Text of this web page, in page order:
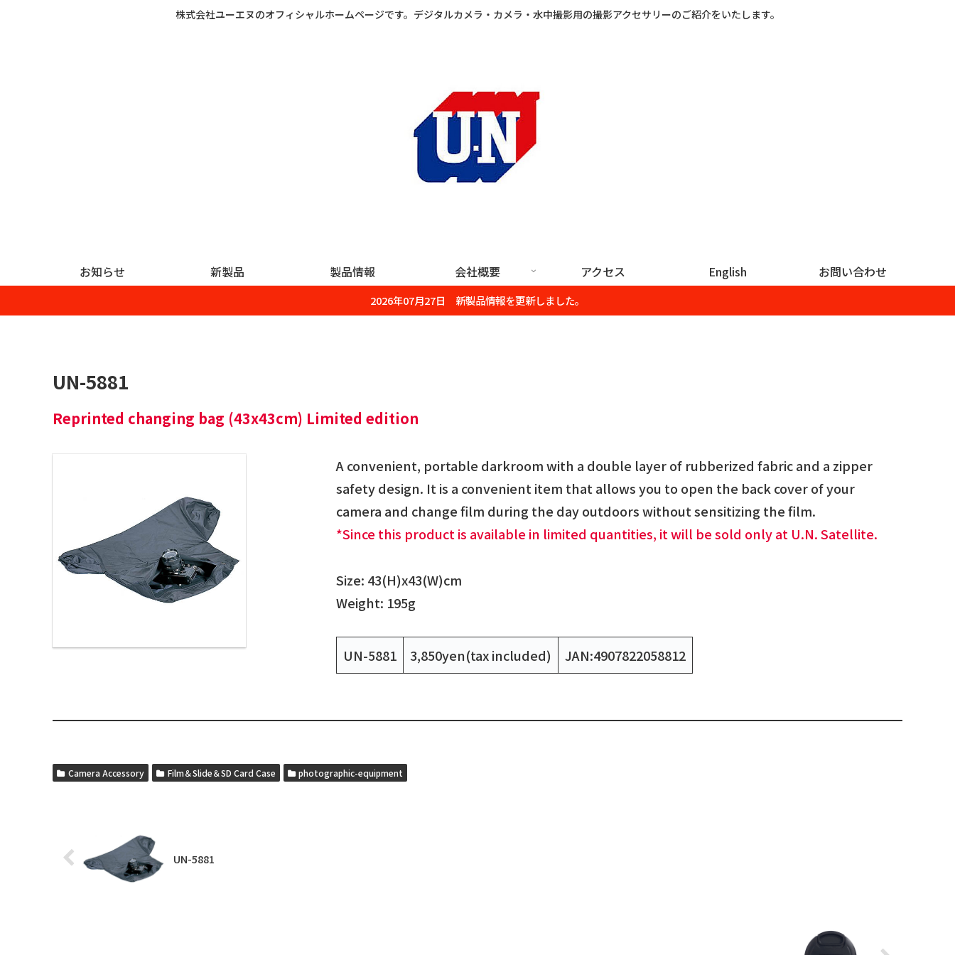
株式会社ユーエヌのオフィシャルホームページです。デジタルカメラ・カメラ・水中撮影用の撮影アクセサリーのご紹介をいたします。
お知らせ 新製品 製品情報 会社概要 アクセス English お問い合わせ
2026年07月27日 新製品情報を更新しました。
UN-5881
Reprinted changing bag (43x43cm) Limited edition
A convenient, portable darkroom with a double layer of rubberized fabric and a zipper
safety design. It is a convenient item that allows you to open the back cover of your
camera and change film during the day outdoors without sensitizing the film.
*Since this product is available in limited quantities, it will be sold only at U.N. Satellite.
Size: 43(H)x43(W)cm
Weight: 195g
UN-5881 3,850yen(tax included) JAN:4907822058812
Camera Accessory Film＆Slide＆SD Card Case photographic-equipment
UN-5881